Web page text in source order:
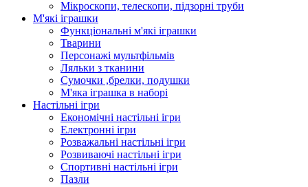
Мікроскопи, телескопи, підзорні труби
М'які іграшки
Функціональні м'які іграшки
Тварини
Персонажі мультфільмів
Ляльки з тканини
Сумочки ,брелки, подушки
М'яка іграшка в наборі
Настільні ігри
Економічні настільні ігри
Електронні ігри
Розважальні настільні ігри
Розвиваючі настільні ігри
Спортивні настільні ігри
Пазли